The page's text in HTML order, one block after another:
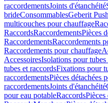
raccordementsJoints d'étanchéité
brideConsommablesGeberit
multicouches pour chauffage
RaccordsRaccordementsPièces
RaccordementsRaccordements
Raccordements pour chauffage
AccessoiresIsolations pour tubes
tubes et raccordsFixations pour
raccordementsPièces détachées
raccordementsJoints d'étanchéité
pour eau potableRaccordsPièces